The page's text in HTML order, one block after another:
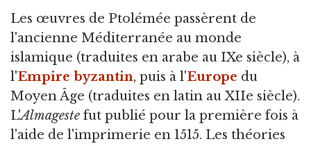
Les œuvres de Ptolémée passèrent de
l'ancienne Méditerranée au monde
islamique (traduites en arabe au IXe siècle), à
l'Empire byzantin, puis à l'Europe du
Moyen Âge (traduites en latin au XIIe siècle).
L'Almageste fut publié pour la première fois à
l'aide de l'imprimerie en 1515. Les théories